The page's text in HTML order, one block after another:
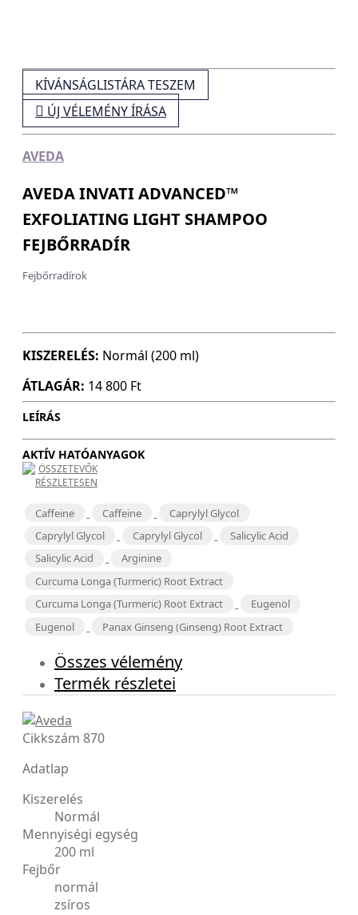
KÍVÁNSÁGLISTÁRA TESZEM
 ÚJ VÉLEMÉNY ÍRÁSA
AVEDA
AVEDA INVATI ADVANCED™
EXFOLIATING LIGHT SHAMPOO
FEJBŐRRADÍR
Fejbőrradírok
KISZERELÉS: Normál (200 ml)
ÁTLAGÁR: 14 800 Ft
LEÍRÁS
AKTÍV HATÓANYAGOK
ÖSSZETEVŐK
RÉSZLETESEN
Caffeine Caffeine
Caprylyl Glycol
Caprylyl Glycol
Caprylyl Glycol
Salicylic Acid
Salicylic Acid
Arginine
Curcuma Longa (Turmeric) Root Extract
Curcuma Longa (Turmeric) Root Extract
Eugenol
Eugenol
Panax Ginseng (Ginseng) Root Extract
Összes vélemény
Termék részletei
Cikkszám 870
Adatlap
Kiszerelés
Normál
Mennyiségi egység
200 ml
Fejbőr
normál
zsíros